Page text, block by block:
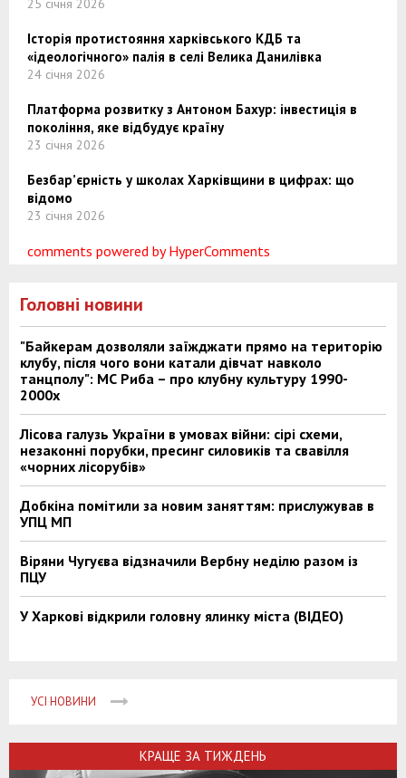
Історія протистояння харківського КДБ та
«ідеологічного» палія в селі Велика Данилівка
24 січня 2026
Платформа розвитку з Антоном Бахур: інвестиція в
покоління, яке відбудує країну
23 січня 2026
Безбар’єрність у школах Харківщини в цифрах: що
відомо
23 січня 2026
comments powered by HyperComments
Головні новини
"Байкерам дозволяли заїжджати прямо на територію
клубу, після чого вони катали дівчат навколо
танцполу": МС Риба – про клубну культуру 1990-
2000х
Лісова галузь України в умовах війни: сірі схеми,
незаконні порубки, пресинг силовиків та свавілля
«чорних лісорубів»
Добкіна помітили за новим заняттям: прислужував в
УПЦ МП
Віряни Чугуєва відзначили Вербну неділю разом із
ПЦУ
У Харкові відкрили головну ялинку міста (ВІДЕО)
УСІ НОВИНИ
КРАЩЕ ЗА ТИЖДЕНЬ